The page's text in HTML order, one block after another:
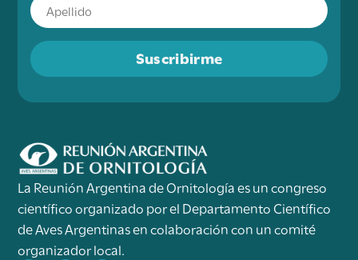
Suscribirme
La Reunión Argentina de Ornitología es un congreso
científico organizado por el Departamento Científico
de Aves Argentinas en colaboración con un comité
organizador local.